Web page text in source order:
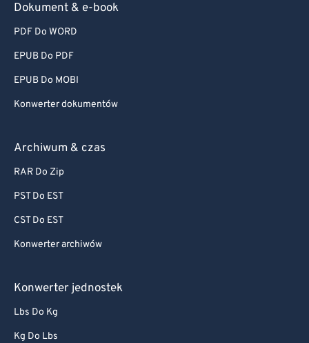
Dokument & e-book
PDF Do WORD
EPUB Do PDF
EPUB Do MOBI
Konwerter dokumentów
Archiwum & czas
RAR Do Zip
PST Do EST
CST Do EST
Konwerter archiwów
Konwerter jednostek
Lbs Do Kg
Kg Do Lbs